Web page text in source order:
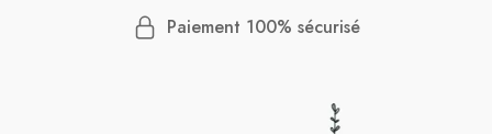
Paiement 100% sécurisé